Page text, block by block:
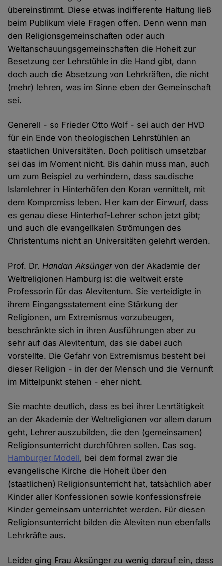
übereinstimmt. Diese etwas indifferente Haltung ließ
beim Publikum viele Fragen offen. Denn wenn man
den Religionsgemeinschaften oder auch
Weltanschauungsgemeinschaften die Hoheit zur
Besetzung der Lehrstühle in die Hand gibt, dann
doch auch die Absetzung von Lehrkräften, die nicht
(mehr) lehren, was im Sinne eben der Gemeinschaft
sei.
Generell - so Frieder Otto Wolf - sei auch der HVD
für ein Ende von theologischen Lehrstühlen an
staatlichen Universitäten. Doch politisch umsetzbar
sei das im Moment nicht. Bis dahin muss man, auch
um zum Beispiel zu verhindern, dass saudische
Islamlehrer in Hinterhöfen den Koran vermittelt, mit
dem Kompromiss leben. Hier kam der Einwurf, dass
es genau diese Hinterhof-Lehrer schon jetzt gibt;
und auch die evangelikalen Strömungen des
Christentums nicht an Universitäten gelehrt werden.
Prof. Dr.Handan Aksüngervon der Akademie der
Weltreligionen Hamburg ist die weltweit erste
Professorin für das Alevitentum. Sie verteidigte in
ihrem Eingangsstatement eine Stärkung der
Religionen, um Extremismus vorzubeugen,
beschränkte sich in ihren Ausführungen aber zu
sehr auf das Alevitentum, das sie dabei auch
vorstellte. Die Gefahr von Extremismus besteht bei
dieser Religion - in der der Mensch und die Vernunft
im Mittelpunkt stehen - eher nicht.
Sie machte deutlich, dass es bei ihrer Lehrtätigkeit
an der Akademie der Weltreligionen vor allem darum
geht, Lehrer auszubilden, die den (gemeinsamen)
Religionsunterricht durchführen sollen. Das sog.
Hamburger Modell, bei dem formal zwar die
evangelische Kirche die Hoheit über den
(staatlichen) Religionsunterricht hat, tatsächlich aber
Kinder aller Konfessionen sowie konfessionsfreie
Kinder gemeinsam unterrichtet werden. Für diesen
Religionsunterricht bilden die Aleviten nun ebenfalls
Lehrkräfte aus.
Leider ging Frau Aksünger zu wenig darauf ein, dass